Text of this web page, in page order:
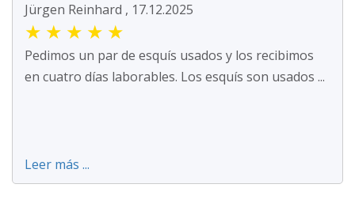
Jürgen Reinhard , 17.12.2025
★ ★ ★ ★ ★
Pedimos un par de esquís usados y los recibimos
en cuatro días laborables. Los esquís son usados ...
Leer más ...